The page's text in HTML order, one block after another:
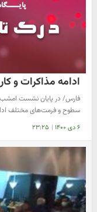
ادامه مذاکرات و
فارس/ در پایان نشست امشب
سطوح و فرمت‌های مختلف
۶ دی ۱۴۰۰ | ۲۳:۲۵